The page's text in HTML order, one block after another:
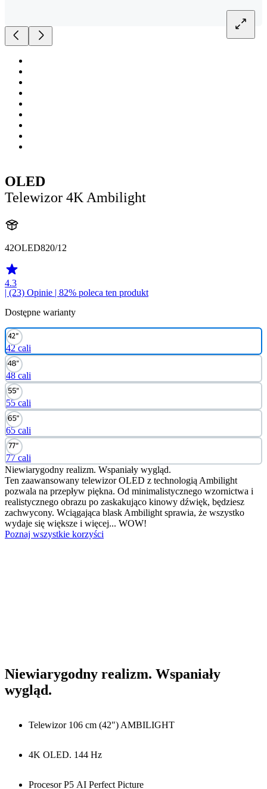
OLED
Telewizor 4K Ambilight
42OLED820/12
4.3
| (23) Opinie | 82% poleca ten produkt
Dostępne warianty
42 cali
48 cali
55 cali
65 cali
77 cali
Niewiarygodny realizm. Wspaniały wygląd.
Ten zaawansowany telewizor OLED z technologią Ambilight
pozwala na przepływ piękna. Od minimalistycznego wzornictwa i
realistycznego obrazu po zaskakująco kinowy dźwięk, będziesz
zachwycony. Wciągająca blask Ambilight sprawia, że wszystko
wydaje się większe i więcej... WOW!
Poznaj wszystkie korzyści
Niewiarygodny realizm. Wspaniały
wygląd.
Telewizor 106 cm (42") AMBILIGHT
4K OLED. 144 Hz
Procesor P5 AI Perfect Picture